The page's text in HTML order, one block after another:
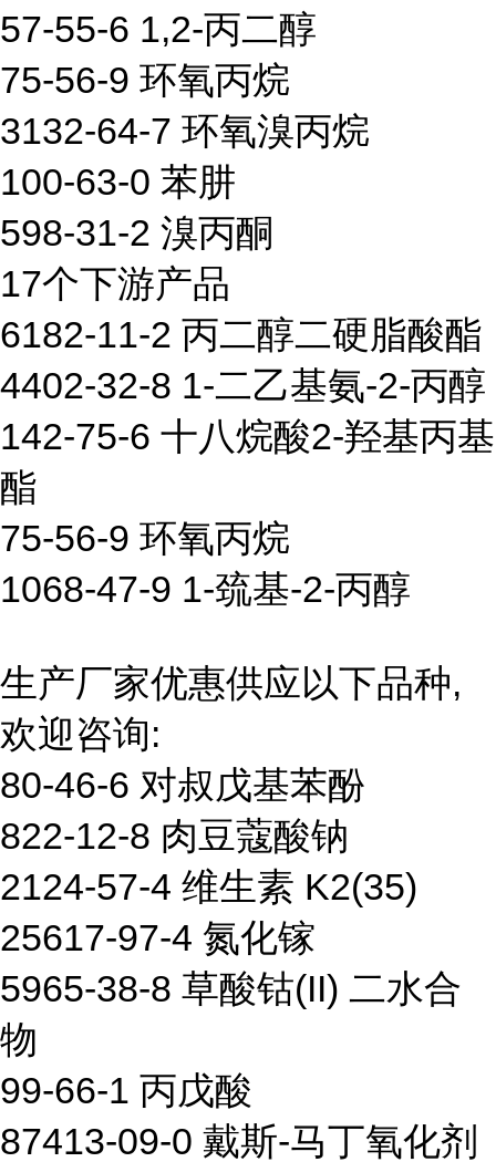
57-55-6 1,2-丙二醇
75-56-9 环氧丙烷
3132-64-7 环氧溴丙烷
100-63-0 苯肼
598-31-2 溴丙酮
17个下游产品
6182-11-2 丙二醇二硬脂酸酯
4402-32-8 1-二乙基氨-2-丙醇
142-75-6 十八烷酸2-羟基丙基
酯
75-56-9 环氧丙烷
1068-47-9 1-巯基-2-丙醇
生产厂家优惠供应以下品种,
欢迎咨询:
80-46-6 对叔戊基苯酚
822-12-8 肉豆蔻酸钠
2124-57-4 维生素 K2(35)
25617-97-4 氮化镓
5965-38-8 草酸钴(II) 二水合
物
99-66-1 丙戊酸
87413-09-0 戴斯-马丁氧化剂